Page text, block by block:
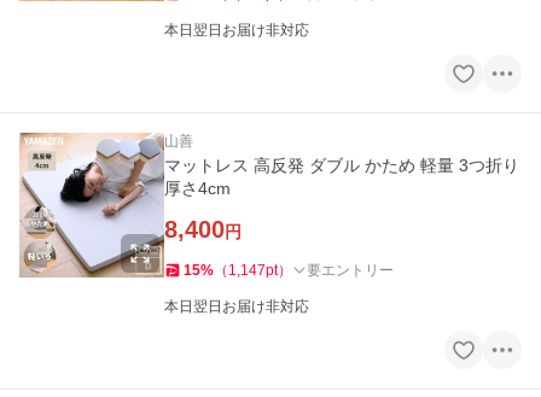
本日翌日お届け非対応
山善
マットレス 高反発 ダブル かため 軽量 3つ折り
厚さ4cm
8,400円
15% （ 1,147pt） 要エントリー
本日翌日お届け非対応